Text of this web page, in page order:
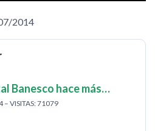
2014
Banesco hace más…
– VISITAS: 71079